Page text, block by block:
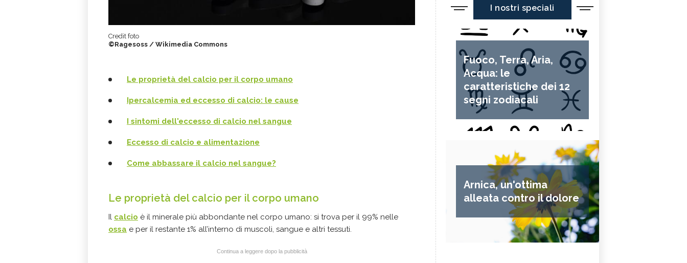
Credit foto
©Ragesoss / Wikimedia Commons
Le proprietà del calcio per il corpo umano
Ipercalcemia ed eccesso di calcio: le cause
I sintomi dell'eccesso di calcio nel sangue
Eccesso di calcio e alimentazione
Come abbassare il calcio nel sangue?
Le proprietà del calcio per il corpo umano
Il calcio è il minerale più abbondante nel corpo umano: si trova per il 99% nelle
ossa e per il restante 1% all’interno di muscoli, sangue e altri tessuti.
Continua a leggere dopo la pubblicità
I nostri speciali
Fuoco, Terra, Aria,
Acqua: le
caratteristiche dei 12
segni zodiacali
Arnica, un'ottima
alleata contro il dolore